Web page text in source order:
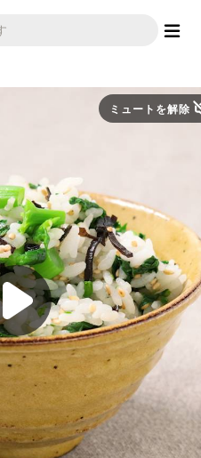
ミュートを解除